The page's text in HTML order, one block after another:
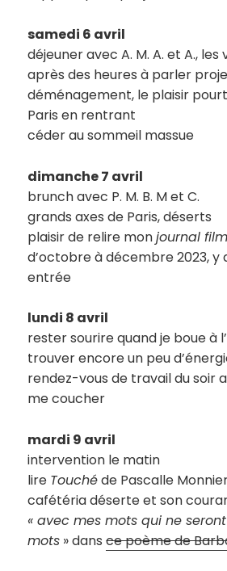
samedi 6 avril
déjeuner avec A. M. A. et A.,
après des heures à parler
déménagement, le plaisir
Paris en rentrant
céder au sommeil massue
dimanche 7 avril
brunch avec P. M. B. M et C.
grands axes de Paris, déserts
plaisir de relire monjournal
d’octobre à décembre 2023, y
entrée
lundi 8 avril
rester sourire quand je boue à
trouver encore un peu
rendez-vous de travail du soir
me coucher
mardi 9 avril
intervention le matin
lire Touchéde Pascalle
cafétéria déserte et son
« avec mes mots qui ne
mots » dansce poème de